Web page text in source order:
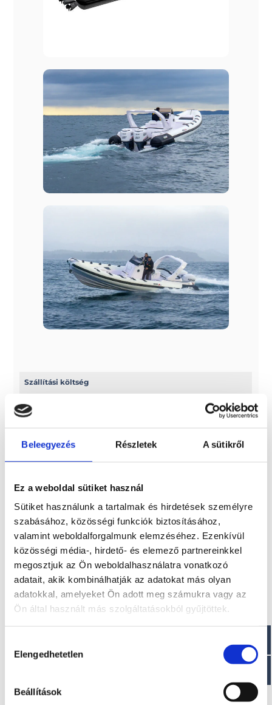
Beleegyezés Részletek A sütikről
Ez a weboldal sütiket használ
Sütiket használunk a tartalmak és hirdetések személyre
szabásához, közösségi funkciók biztosításához,
valamint weboldalforgalmunk elemzéséhez. Ezenkívül
közösségi média-, hirdető- és elemező partnereinkkel
megosztjuk az Ön weboldalhasználatra vonatkozó
adatait, akik kombinálhatják az adatokat más olyan
adatokkal, amelyeket Ön adott meg számukra vagy az
Ön által használt más szolgáltatásokból gyűjtöttek.
kiválasztása
Elengedhetetlen
Beállítások
Méretek
Hossz: 890 cm
Belső hossz: 840 cm
Paraméterek
Szélesség: 305 cm
Belső szélesség: 250 cm
Szállítási költség
Az ár nem tartalmazza a szállítási költséget! 7 méterig
2.500 euro + ÁFA, 7 méter fölött pedig 3.000 euro + ÁFA a
szállítási díj
A típussal kapcsolatos további információkat az alábbi